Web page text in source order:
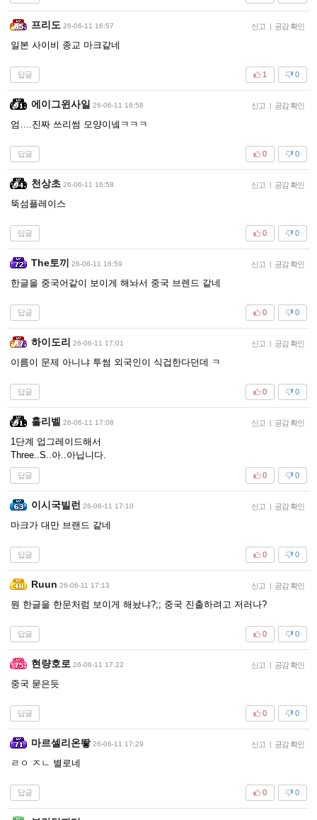
프리도 26-06-11 16:57 신고 | 공감 확인
일본 사이비 종교 마크같네
답글 0
1
에이그윈사일 26-06-11 16:58 신고 | 공감 확인
엄….진짜 쓰리썸 모양이넼ㅋㅋㅋ
답글 0
0
천상초 26-06-11 16:58 신고 | 공감 확인
뚝섬플레이스
답글 0
0
The토끼 26-06-11 16:59 신고 | 공감 확인
한글을 중국어같이 보이게 해놔서 중국 브렌드 같네
답글 0
0
하이도리 26-06-11 17:01 신고 | 공감 확인
이름이 문제 아니냐 투썸 외국인이 식겁한다던데 ㅋ
답글 0
0
홀리벨 26-06-11 17:08 신고 | 공감 확인
1단계 업그레이드해서
Three..S..아..아닙니다.
답글 0
0
이시국빌런 26-06-11 17:10 신고 | 공감 확인
마크가 대만 브랜드 같네
답글 0
0
Ruun 26-06-11 17:13 신고 | 공감 확인
뭔 한글을 한문처럼 보이게 해놨냐?;; 중국 진출하려고 저러나?
답글 0
0
현량호로 26-06-11 17:22 신고 | 공감 확인
중국 묻은듯
답글 0
0
마르셀리온뙇 26-06-11 17:29 신고 | 공감 확인
ㄹㅇ ㅈㄴ 별로네
답글 0
0